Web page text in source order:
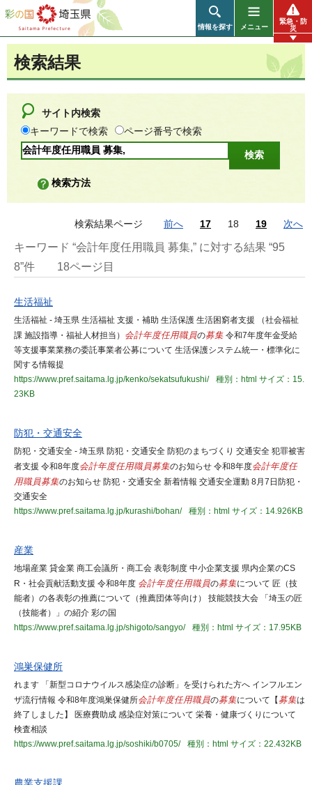
彩の国 埼玉県
情報を探す メニュー
緊急・防
災
検索結果
サイト内検索
キーワードで検索
ページ番号で検索
検索方法
検索結果ページ 前へ 17 18 19 次へ
キーワード “会計年度任用職員 募集,” に対する結果 “95
8”件
18ページ目
生活福祉
生活福祉 - 埼玉県 生活福祉 支援・補助 生活保護 生活困窮者支援 （社会福祉
課 施設指導・福祉人材担当） 会計年度任用職員の募集 令和7年度年金受給
等支援事業業務の委託事業者公募について 生活保護システム統一・標準化に
関する情報提
https://www.pref.saitama.lg.jp/kenko/sekatsufukushi/
種別：html サイズ：15.
23KB
防犯・交通安全
防犯・交通安全 - 埼玉県 防犯・交通安全 防犯のまちづくり 交通安全 犯罪被害
者支援 令和8年度会計年度任用職員募集のお知らせ 令和8年度会計年度任
用職員募集のお知らせ 防犯・交通安全 新着情報 交通安全運動 8月7日防犯・
交通安全
https://www.pref.saitama.lg.jp/kurashi/bohan/
種別：html サイズ：14.926KB
産業
地場産業 貸金業 商工会議所・商工会 表彰制度 中小企業支援 県内企業のCS
R・社会貢献活動支援 令和8年度 会計年度任用職員の募集について 匠（技
能者）の各表彰の推薦について（推薦団体等向け） 技能競技大会 「埼玉の匠
（技能者）」の紹介 彩の国
https://www.pref.saitama.lg.jp/shigoto/sangyo/
種別：html サイズ：17.95KB
鴻巣保健所
れます 「新型コロナウイルス感染症の診断」を受けられた方へ インフルエン
ザ流行情報 令和8年度鴻巣保健所会計年度任用職員の募集について【 募集は
終了しました】 医療費助成 感染症対策について 栄養・健康づくりについて
検査相談
https://www.pref.saitama.lg.jp/soshiki/b0705/
種別：html サイズ：22.432KB